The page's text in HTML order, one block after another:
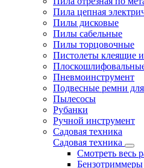
Пила цепная
Пилы дисковые
Пилы сабельные
Пилы торцовочные
Пистолеты клеящие
Пневмоинструмент
Подвесные ремни
Пылесосы
Рубанки
Ручной инструмент
Садовая техника
Садовая техника
Смотреть весь
Бензотриммеры